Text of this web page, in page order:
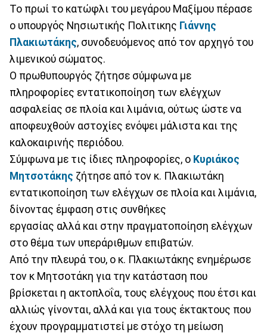
Το πρωί το κατώφλι του μεγάρου Μαξίμου πέρασε
ο υπουργός Νησιωτικής Πολιτικης Γιάννης
Πλακιωτάκης, συνοδευόμενος από τον αρχηγό του
λιμενικού σώματος.
Ο πρωθυπουργός ζήτησε σύμφωνα με
πληροφορίες εντατικοποίηση των ελέγχων
ασφαλείας σε πλοία και λιμάνια, ούτως ώστε να
αποφευχθούν αστοχίες ενόψει μάλιστα και της
καλοκαιρινής περιόδου.
Σύμφωνα με τις ίδιες πληροφορίες, ο Κυριάκος
Μητσοτάκης ζήτησε από τον κ. Πλακιωτάκη
εντατικοποίηση των ελέγχων σε πλοία και λιμάνια,
δίνοντας έμφαση στις συνθήκες
εργασίας αλλά και στην πραγματοποίηση ελέγχων
στο θέμα των υπεράριθμων επιβατών.
Από την πλευρά του, ο κ. Πλακιωτάκης ενημέρωσε
τον κ Μητσοτάκη για την κατάσταση που
βρίσκεται η ακτοπλοΐα, τους ελέγχους που έτσι και
αλλιώς γίνονται, αλλά και για τους έκτακτους που
έχουν προγραμματιστεί με στόχο τη μείωση